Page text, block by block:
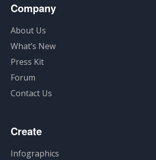
Company
About Us
What’s New
Press Kit
Forum
Contact Us
Create
Infographics